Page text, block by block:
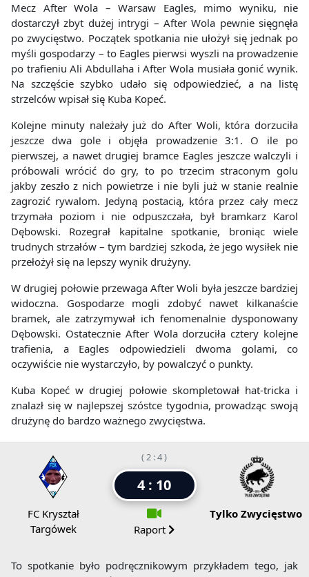
Mecz After Wola – Warsaw Eagles, mimo wyniku, nie
dostarczył zbyt dużej intrygi – After Wola pewnie sięgnęła
po zwycięstwo. Początek spotkania nie ułożył się jednak po
myśli gospodarzy – to Eagles pierwsi wyszli na prowadzenie
po trafieniu Ali Abdullaha i After Wola musiała gonić wynik.
Na szczęście szybko udało się odpowiedzieć, a na listę
strzelców wpisał się Kuba Kopeć.
Kolejne minuty należały już do After Woli, która dorzuciła
jeszcze dwa gole i objęła prowadzenie 3:1. O ile po
pierwszej, a nawet drugiej bramce Eagles jeszcze walczyli i
próbowali wrócić do gry, to po trzecim straconym golu
jakby zeszło z nich powietrze i nie byli już w stanie realnie
zagrozić rywalom. Jedyną postacią, która przez cały mecz
trzymała poziom i nie odpuszczała, był bramkarz Karol
Dębowski. Rozegrał kapitalne spotkanie, broniąc wiele
trudnych strzałów – tym bardziej szkoda, że jego wysiłek nie
przełożył się na lepszy wynik drużyny.
W drugiej połowie przewaga After Woli była jeszcze bardziej
widoczna. Gospodarze mogli zdobyć nawet kilkanaście
bramek, ale zatrzymywał ich fenomenalnie dysponowany
Dębowski. Ostatecznie After Wola dorzuciła cztery kolejne
trafienia, a Eagles odpowiedzieli dwoma golami, co
oczywiście nie wystarczyło, by powalczyć o punkty.
Kuba Kopeć w drugiej połowie skompletował hat-tricka i
znalazł się w najlepszej szóstce tygodnia, prowadząc swoją
drużynę do bardzo ważnego zwycięstwa.
FC Kryształ
Targówek
( 2 : 4 )
4 : 10
Raport
Tylko Zwycięstwo
To spotkanie było podręcznikowym przykładem tego, jak